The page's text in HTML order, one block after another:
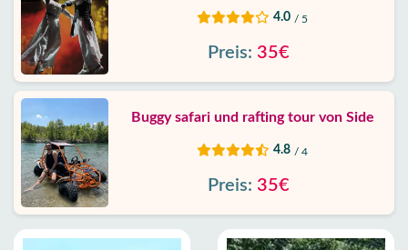
4.0 / 5
Preis: 35€
Buggy safari und rafting tour von Side
4.8 / 4
Preis: 35€